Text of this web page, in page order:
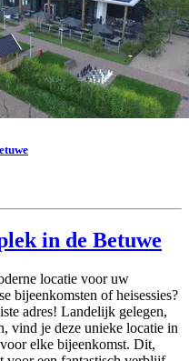
in de Betuwe
locatie voor uw
bijeenkomsten of heisessies?
adres! Landelijk gelegen,
vind je deze unieke locatie in
elke bijeenkomst. Dit,